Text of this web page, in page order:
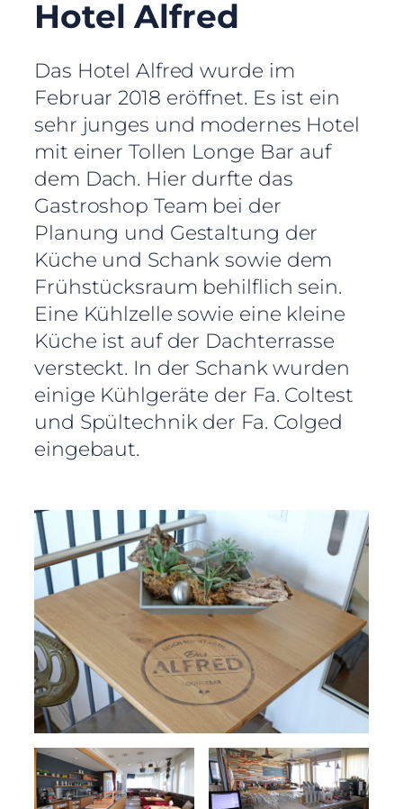
Hotel Alfred
Das Hotel Alfred wurde im
Februar 2018 eröffnet. Es ist ein
sehr junges und modernes Hotel
mit einer Tollen Longe Bar auf
dem Dach. Hier durfte das
Gastroshop Team bei der
Planung und Gestaltung der
Küche und Schank sowie dem
Frühstücksraum behilflich sein.
Eine Kühlzelle sowie eine kleine
Küche ist auf der Dachterrasse
versteckt. In der Schank wurden
einige Kühlgeräte der Fa. Coltest
und Spültechnik der Fa. Colged
eingebaut.